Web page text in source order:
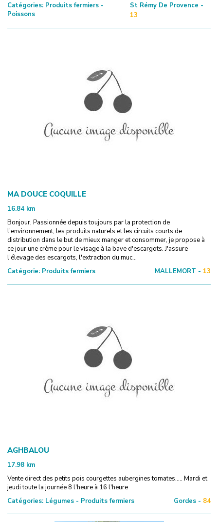
Catégories: Produits fermiers -
Poissons
St Rémy De Provence -
13
MA DOUCE COQUILLE
16.84 km
Bonjour, Passionnée depuis toujours par la protection de
l'environnement, les produits naturels et les circuits courts de
distribution dans le but de mieux manger et consommer, je propose à
ce jour une crème pour le visage à la bave d'escargots. J'assure
l'élevage des escargots, l'extraction du muc...
Catégorie: Produits fermiers MALLEMORT - 13
AGHBALOU
17.98 km
Vente direct des petits pois courgettes aubergines tomates..... Mardi et
jeudi toute la journée 8 l'heure à 16 l'heure
Catégories: Légumes - Produits fermiers Gordes - 84